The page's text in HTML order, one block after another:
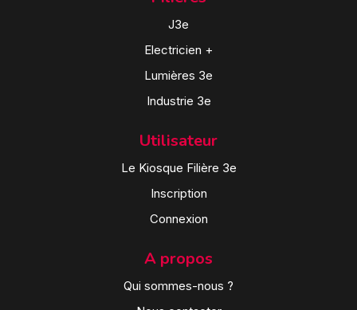
J3e
Electricien +
Lumières 3e
Industrie 3e
Utilisateur
Le Kiosque Filière 3e
Inscription
Connexion
A propos
Qui sommes-nous ?